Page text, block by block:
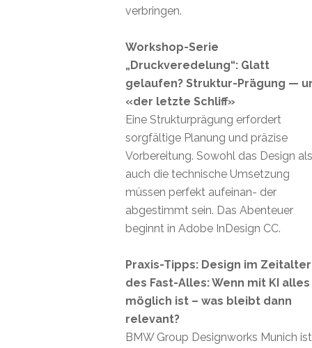
verbringen.
Workshop-Serie
„Druckveredelung“: Glatt
gelaufen? Struktur-Prägung —
«der letzte Schliff»
Eine Strukturprägung erfordert
sorgfältige Planung und präzise
Vorbereitung. Sowohl das Design als
auch die technische Umsetzung
müssen perfekt aufeinan- der
abgestimmt sein. Das Abenteuer
beginnt in Adobe InDesign CC.
Praxis-Tipps: Design im Zeitalter
des Fast-Alles: Wenn mit KI alles
möglich ist – was bleibt dann
relevant?
BMW Group Designworks Munich ist